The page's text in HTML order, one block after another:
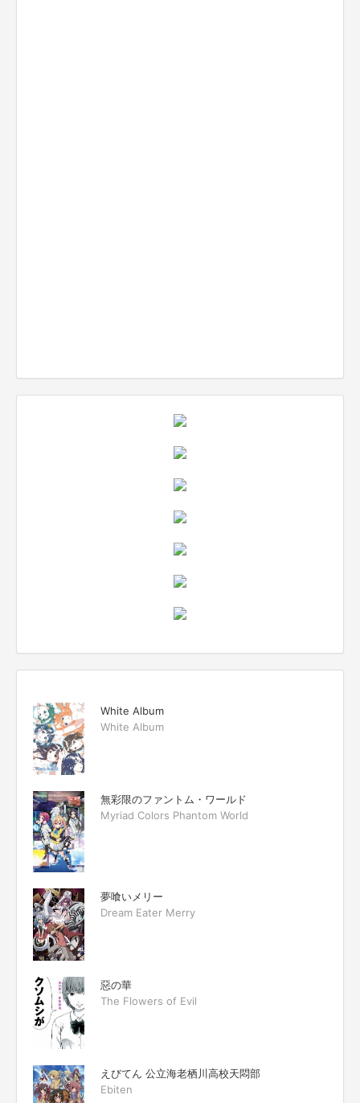
White Album
White Album
無彩限のファントム・ワールド
Myriad Colors Phantom World
夢喰いメリー
Dream Eater Merry
惡の華
The Flowers of Evil
えびてん 公立海老栖川高校天悶部
Ebiten